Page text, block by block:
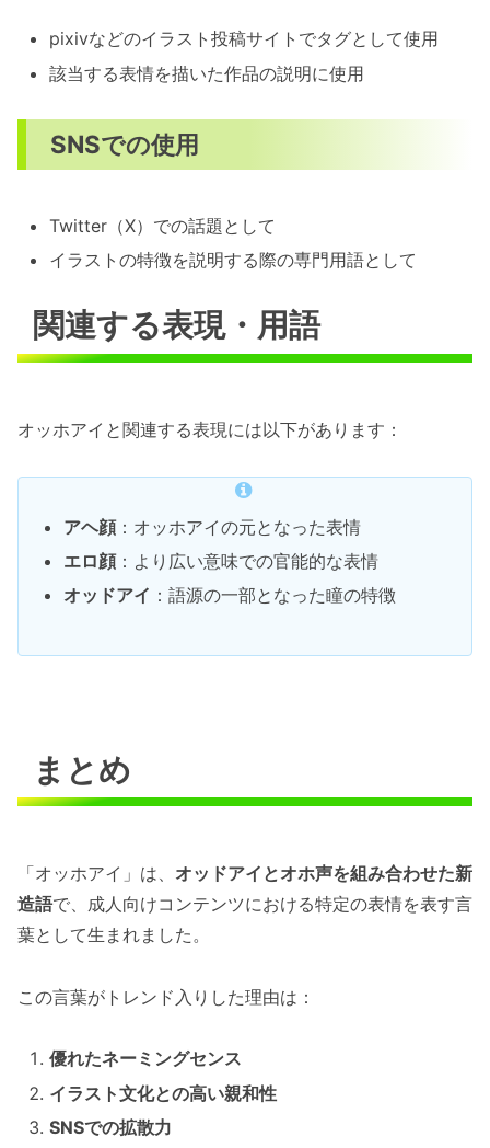
pixivなどのイラスト投稿サイトでタグとして使用
該当する表情を描いた作品の説明に使用
SNSでの使用
Twitter（X）での話題として
イラストの特徴を説明する際の専門用語として
関連する表現・用語
オッホアイと関連する表現には以下があります：
アヘ顔：オッホアイの元となった表情
エロ顔：より広い意味での官能的な表情
オッドアイ ：語源の一部となった瞳の特徴
まとめ
「オッホアイ」は、 オッドアイとオホ声を組み合わせた新
造語で、成人向けコンテンツにおける特定の表情を表す言
葉として生まれました。
この言葉がトレンド入りした理由は：
優れたネーミングセンス
イラスト文化との高い親和性
SNSでの拡散力